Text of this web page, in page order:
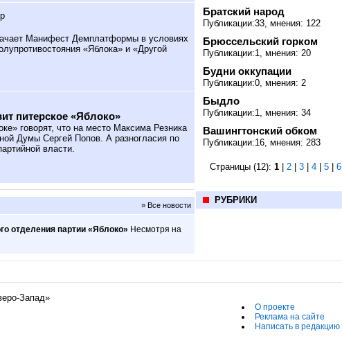
Манифест Демплатформы в условиях
«Яблока» и «Другой
питерское «Яблоко»
говорят, что на место Максима Резника
Думы Сергей Попов. А разногласия по
власти.
» Все новости
отделения партии «Яблоко» Несмотря на
Братский народ
Публикации:33, мнения: 122
Брюссельский горком
Публикации:1, мнения: 20
Будни оккупации
Публикации:0, мнения: 2
Быдло
Публикации:1, мнения: 34
Вашингтонский обком
Публикации:16, мнения: 283
Страницы (12): 1 2 3 4 5 6
РУБРИКИ
Запад»
О проекте
Реклама на сайте
Написать в редакцию